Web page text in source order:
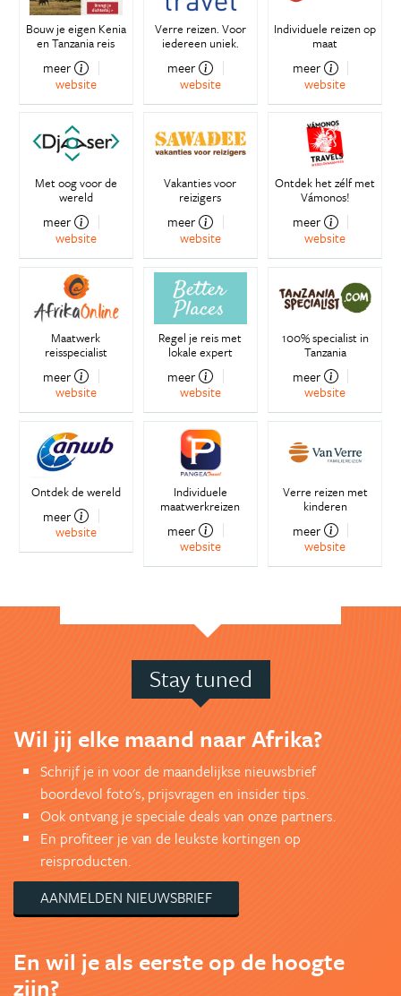
Bouw je eigen Kenia
en Tanzania reis
meer
website
Verre reizen. Voor
iedereen uniek.
meer
website
Individuele reizen op
maat
meer
website
Met oog voor de
wereld
meer
website
Vakanties voor
reizigers
meer
website
Ontdek het zélf met
Vámonos!
meer
website
Maatwerk
reisspecialist
meer
website
Regel je reis met
lokale expert
meer
website
100% specialist in
Tanzania
meer
website
Ontdek de wereld
meer
website
Individuele
maatwerkreizen
meer
website
Verre reizen met
kinderen
meer
website
Stay tuned
Wil jij elke maand naar Afrika?
Schrijf je in voor de maandelijkse nieuwsbrief
boordevol foto's, prijsvragen en insider tips.
Ook ontvang je speciale deals van onze partners.
En profiteer je van de leukste kortingen op
reisproducten.
AANMELDEN NIEUWSBRIEF
En wil je als eerste op de hoogte
zijn?